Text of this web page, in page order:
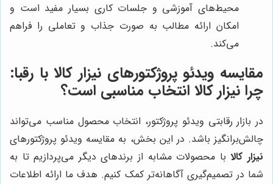
محیط‌های آموزشی و جلسات کاری بسیار مفید است و
امکان ارائه مطالب به صورت جذاب و تعاملی را فراهم
می‌کند.
مقایسه ویدئو پروژکتورهای نیزار کالابا رقبا:
چرا نیزار کالا انتخاب مناسبی است؟
در بازار رقابتی ویدئو پروژکتور، انتخاب محصول مناسب می‌تواند
چالش‌برانگیز باشد. در این بخش، به مقایسه ویدئو پروژکتورهای
نیزار کالابا محصولات مشابه از برندهای دیگر می‌پردازیم تا به
شما در تصمیم‌گیری آگاهانه‌تر کمک کنیم. هدف ما ارائه اطلاعات